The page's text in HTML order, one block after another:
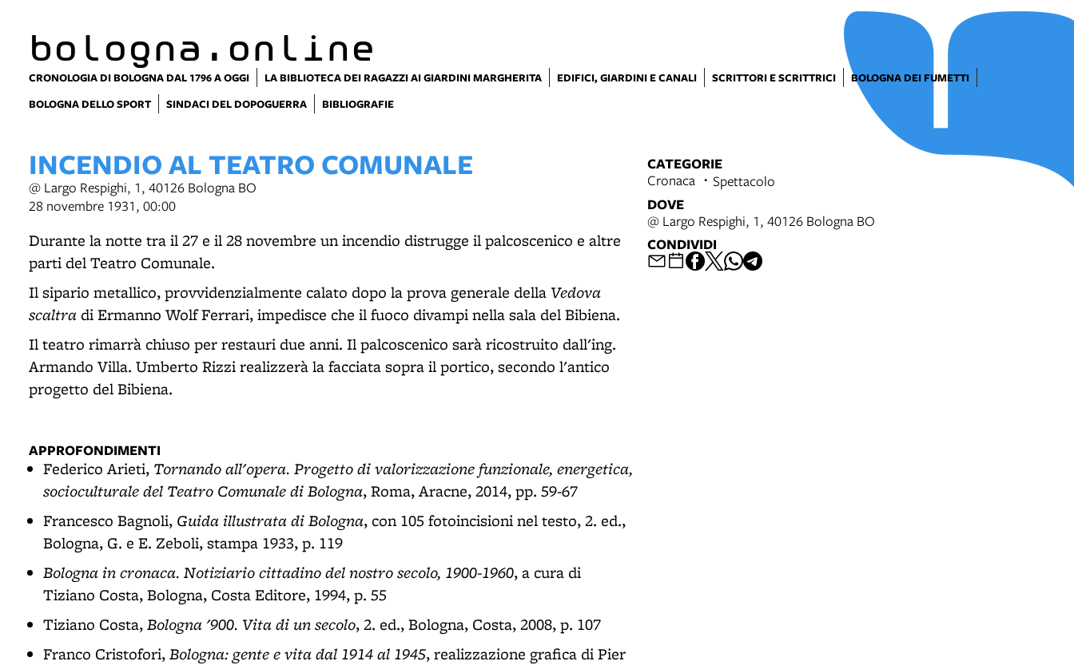
bologna.online
CRONOLOGIA DI BOLOGNA DAL 1796 A OGGI LA BIBLIOTECA DEI RAGAZZI AI GIARDINI MARGHERITA EDIFICI, GIARDINI E CANALI SCRITTORI E SCRITTRICI
BOLOGNA DEI FUMETTI
BOLOGNA DELLO SPORT
SINDACI DEL DOPOGUERRA BIBLIOGRAFIE
INCENDIO AL TEATRO COMUNALE
@ Largo Respighi, 1, 40126 Bologna BO
28 novembre 1931, 00:00
Durante la notte tra il 27 e il 28 novembre un incendio distrugge il palcoscenico e altre
parti del Teatro Comunale.
Il sipario metallico, provvidenzialmente calato dopo la prova generale della Vedova
scaltra di Ermanno Wolf Ferrari, impedisce che il fuoco divampi nella sala del Bibiena.
Il teatro rimarrà chiuso per restauri due anni. Il palcoscenico sarà ricostruito dall'ing.
Armando Villa. Umberto Rizzi realizzerà la facciata sopra il portico, secondo l'antico
progetto del Bibiena.
APPROFONDIMENTI
Federico Arieti, Tornando all'opera. Progetto di valorizzazione funzionale, energetica,
socioculturale del Teatro Comunale di Bologna, Roma, Aracne, 2014, pp. 59-67
Francesco Bagnoli, Guida illustrata di Bologna, con 105 fotoincisioni nel testo, 2. ed.,
Bologna, G. e E. Zeboli, stampa 1933, p. 119
Bologna in cronaca. Notiziario cittadino del nostro secolo, 1900-1960, a cura di
Tiziano Costa, Bologna, Costa Editore, 1994, p. 55
Tiziano Costa,Bologna '900. Vita di un secolo, 2. ed., Bologna, Costa, 2008, p. 107
Franco Cristofori,Bologna: gente e vita dal 1914 al 1945, realizzazione grafica di Pier
CATEGORIE
Cronaca
Spettacolo
DOVE
@ Largo Respighi, 1, 40126 Bologna BO
CONDIVIDI